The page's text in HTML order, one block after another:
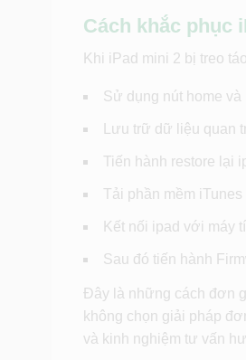
Cách khắc phục
Khi iPad mini 2 bị treo
Sử dụng nút home
Lưu trữ dữ liệu quan
Tiến hành restore lại
Tải phần mềm iTunes
Kết nối ipad với máy
Sau đó tiến hành
Đây là những cách đơn
không chọn giải pháp
và kinh nghiệm tư vấn